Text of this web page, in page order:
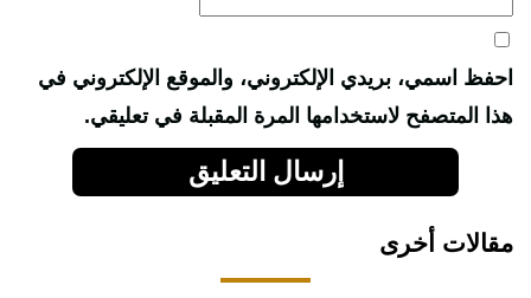
احفظ اسمي، بريدي الإلكتروني، والموقع الإلكتروني في
هذا المتصفح لاستخدامها المرة المقبلة في تعليقي.
مقالات أخرى